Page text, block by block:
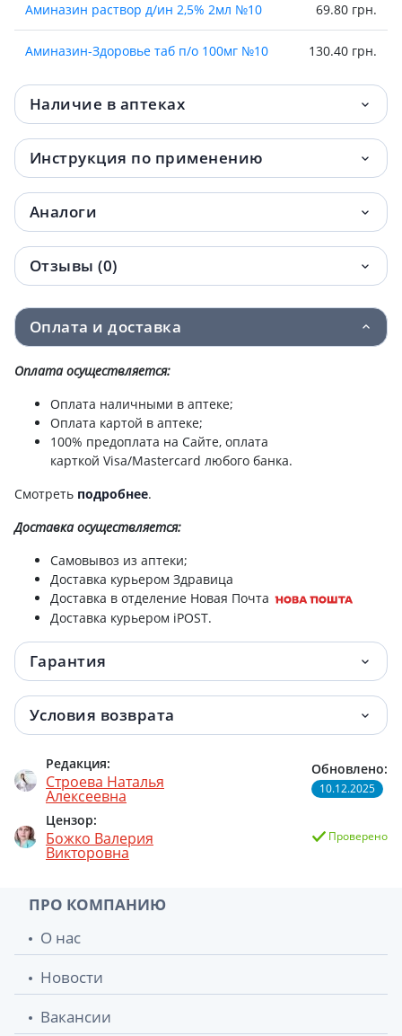
Аминазин раствор д/ин 2,5% 2мл №10 69.80 грн.
Аминазин-Здоровье таб п/о 100мг №10 130.40 грн.
Наличие в аптеках
Инструкция по применению
Аналоги
Отзывы (0)
Оплата и доставка
Оплата осуществляется:
Оплата наличными в аптеке;
Оплата картой в аптеке;
100% предоплата на Сайте, оплата
карткой Visa/Mastercard любого банка.
Смотреть подробнее.
Доставкаосуществляется:
Самовывоз из аптеки;
Доставка курьером Здравица
Доставка в отделение Новая Почта
Доставка курьером iPOST.
Гарантия
Условия возврата
Редакция:
Строева Наталья
Алексеевна
Цензор:
Божко Валерия
Викторовна
Обновлено:
10.12.2025
Проверено
ПРО КОМПАНИЮ
О нас
Новости
Вакансии